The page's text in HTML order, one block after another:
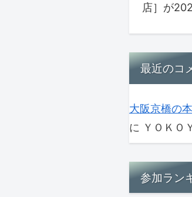
店］が
最近のコ
大阪京橋の
に ＹＯＫＯ
参加ラン